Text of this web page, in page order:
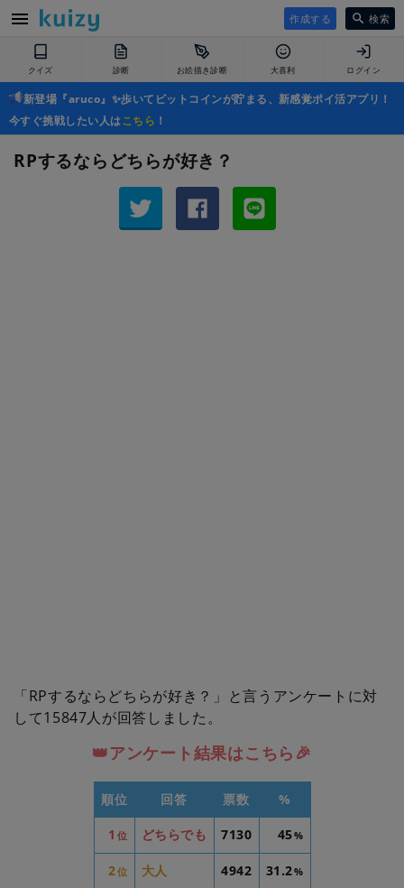
作成する 検索
クイズ 診断 お絵描き診断 大喜利 ログイン
新登場『aruco』✨歩いてビットコインが貯まる、新感覚ポイ活アプリ！
今すぐ挑戦したい人はこちら ！
RPするならどちらが好き？
「RPするならどちらが好き？」と言うアンケートに対
して15847人が回答しました。
👑アンケート結果はこちら🎉
順位 回答 票数 %
1 位 どちらでも 7130 45%
2位 大人 4942 31.2%